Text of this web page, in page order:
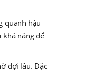
quanh hậu
khả năng để
đợi lâu. Đặc